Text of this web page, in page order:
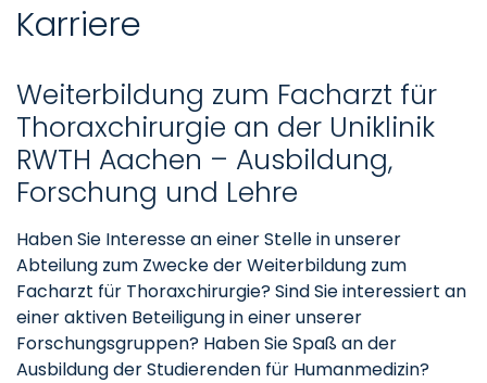
Karriere
Weiterbildung zum Facharzt für
Thoraxchirurgie an der Uniklinik
RWTH Aachen – Ausbildung,
Forschung und Lehre
Haben Sie Interesse an einer Stelle in unserer
Abteilung zum Zwecke der Weiterbildung zum
Facharzt für Thoraxchirurgie? Sind Sie interessiert an
einer aktiven Beteiligung in einer unserer
Forschungsgruppen? Haben Sie Spaß an der
Ausbildung der Studierenden für Humanmedizin?